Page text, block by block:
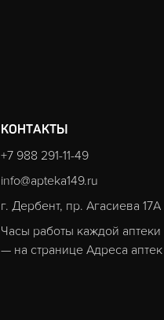
КОНТАКТЫ
+7 988 291-11-49
info@apteka149.ru
г. Дербент, пр. Агасиева 17А
Часы работы каждой аптеки
— на странице Адреса аптек